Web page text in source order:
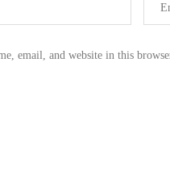
email, and website in this